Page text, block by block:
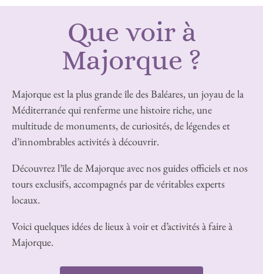
Majorque ?
Majorque est la plus grande île des Baléares, un joyau de la
Méditerranée qui renferme une histoire riche, une
multitude de monuments, de curiosités, de légendes et
d’innombrables activités à découvrir.
Découvrez l’île de Majorque avec nos guides officiels et nos
tours exclusifs, accompagnés par de véritables experts
Voici quelques idées de lieux à voir et d’activités à faire à
Majorque.
Informations et contact